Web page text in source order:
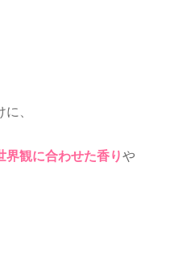
、
界観に合わせた香りや